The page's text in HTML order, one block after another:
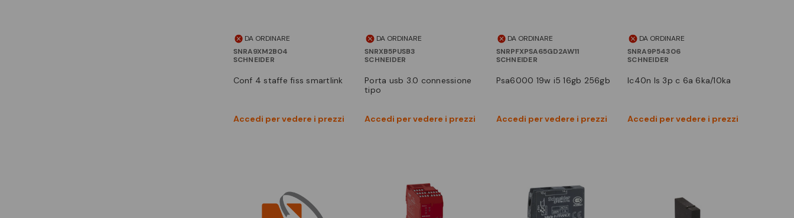
DA ORDINARE
SNRA9XM2B04
SCHNEIDER
conf 4 staffe fiss smartlink
Accedi per vedere i prezzi
Confronta
DA ORDINARE
SNRXB5PUSB3
SCHNEIDER
porta usb 3.0 connessione
tipo
Accedi per vedere i prezzi
Confronta
DA ORDINARE
SNRPFXPSA65GD2AW11
SCHNEIDER
psa6000 19w i5 16gb 256gb
Accedi per vedere i prezzi
Confronta
DA ORDINARE
SNRA9P54306
SCHNEIDER
ic40n ls 3p c 6a 6ka/10ka
Accedi per vedere i prezzi
Confronta